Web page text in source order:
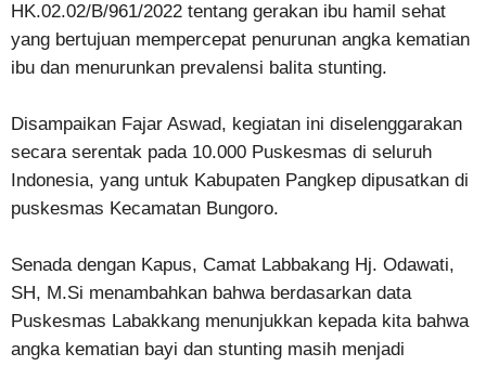
HK.02.02/B/961/2022 tentang gerakan ibu hamil sehat
yang bertujuan mempercepat penurunan angka kematian
ibu dan menurunkan prevalensi balita stunting.
Disampaikan Fajar Aswad, kegiatan ini diselenggarakan
secara serentak pada 10.000 Puskesmas di seluruh
Indonesia, yang untuk Kabupaten Pangkep dipusatkan di
puskesmas Kecamatan Bungoro.
Senada dengan Kapus, Camat Labbakang Hj. Odawati,
SH, M.Si menambahkan bahwa berdasarkan data
Puskesmas Labakkang menunjukkan kepada kita bahwa
angka kematian bayi dan stunting masih menjadi